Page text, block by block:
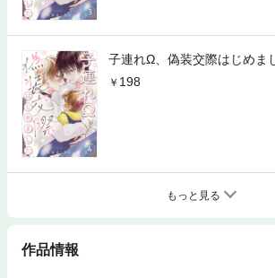
子連れΩ、偽装交際はじめま
198
もっと見る
作品情報